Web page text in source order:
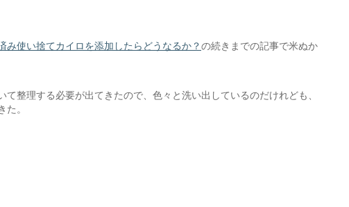
み使い捨てカイロを添加したらどうなるか？の続きまでの記事で米ぬか
整理する必要が出てきたので、色々と洗い出しているのだけれども、
た。